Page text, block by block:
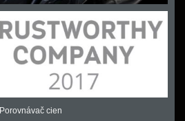
Porovnávač cien